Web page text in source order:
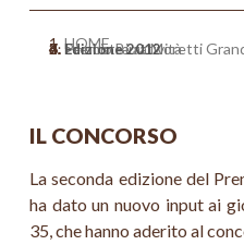
HOME
>
Le nostre attività
>
Premio Birra Moretti
>
Edizione 2012
IL CONCORSO
La seconda edizione del
ha dato un nuovo input ai
35, che hanno aderito al